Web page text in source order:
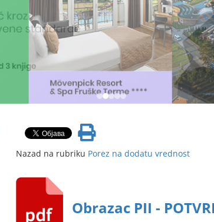
Nazad na rubriku Porez na dodatu vrednost
Obrazac PII -